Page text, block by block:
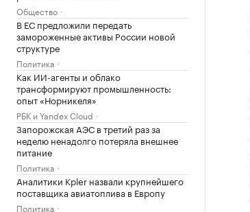
Общество
В ЕС предложили передать
замороженные активы России новой
структуре
Политика
Как ИИ-агенты и облако
трансформируют промышленность:
опыт «Норникеля»
РБК и Yandex Cloud
Запорожская АЭС в третий раз за
неделю ненадолго потеряла внешнее
питание
Политика
Аналитики Kpler назвали крупнейшего
поставщика авиатоплива в Европу
Политика